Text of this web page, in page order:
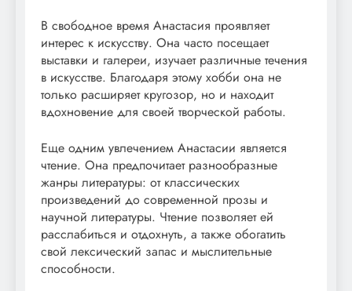
В свободное время Анастасия проявляет
интерес к искусству. Она часто посещает
выставки и галереи, изучает различные течения
в искусстве. Благодаря этому хобби она не
только расширяет кругозор, но и находит
вдохновение для своей творческой работы.
Еще одним увлечением Анастасии является
чтение. Она предпочитает разнообразные
жанры литературы: от классических
произведений до современной прозы и
научной литературы. Чтение позволяет ей
расслабиться и отдохнуть, а также обогатить
свой лексический запас и мыслительные
способности.